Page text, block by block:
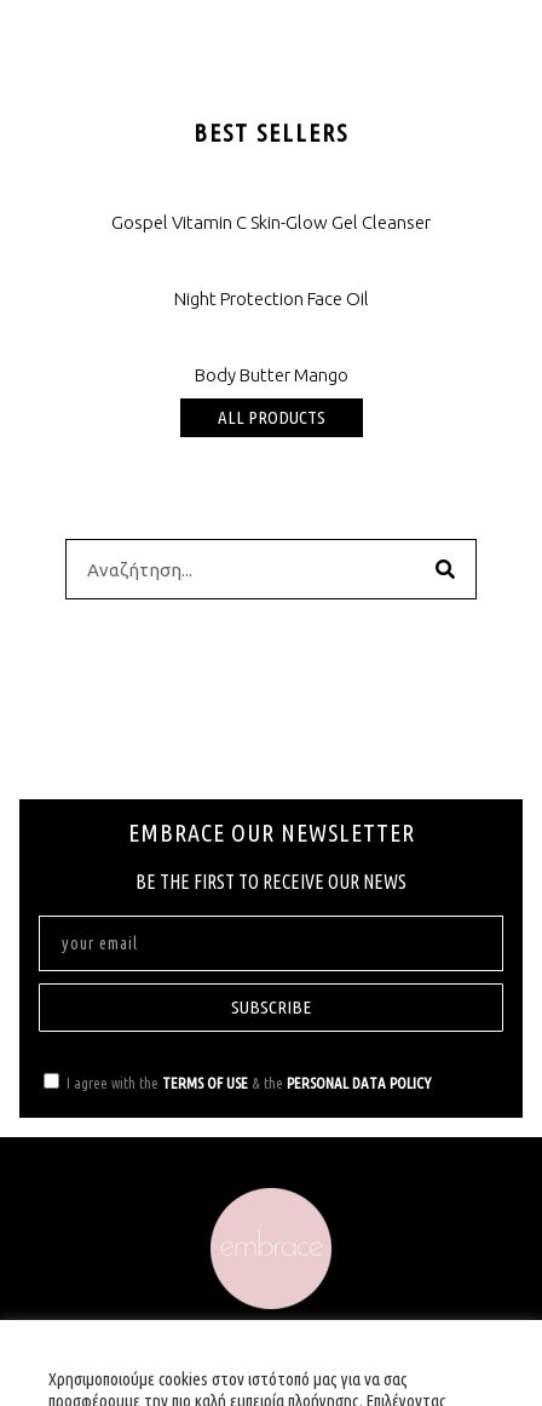
BEST SELLERS
Gospel Vitamin C Skin-Glow Gel Cleanser
Night Protection Face Oil
Body Butter Mango
ALL PRODUCTS
EMBRACE OUR NEWSLETTER
ΒΕ ΤΗΕ FIRST ΤΟ RECEIVE OUR NEWS
I agree with the TERMS OF USE & the PERSONAL DATA POLICY
SUBSCRIBE
Χρησιμοποιούμε cookies στον ιστότοπό μας για να σας
προσφέρουμε την πιο καλή εμπειρία πλοήγησης. Επιλέγοντας